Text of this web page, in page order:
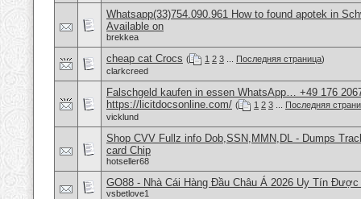
Whatsapp(33)754.090.961 How to found apotek in
Available on
brekkea
cheap cat Crocs ( 1 2 3 Последняя страница)
clarkcreed
Falschgeld kaufen in essen WhatsApp… +49 176
https://licitdocsonline.com/ ( 1 2 3
Последняя
vicklund
Shop CVV Fullz info Dob,SSN,MMN,DL - Dumps
card Chip
hotseller68
GO88 - Nhà Cái Hàng Đầu Châu Á 2026 Uy Tín
vsbetlove1